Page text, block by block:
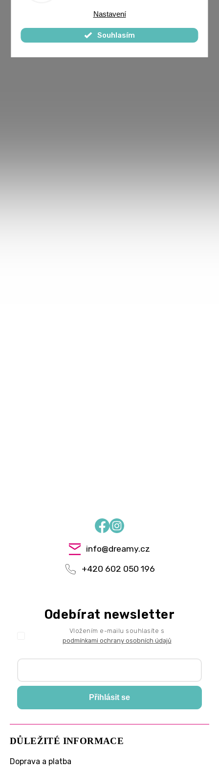
Nastavení
Souhlasím
FacebookInstagram
info@dreamy.cz
+420 602 050 196
DŮLEŽITÉ INFORMACE
Doprava a platba
Odebírat newsletter
Vložením e-mailu souhlasíte s
podmínkami ochrany osobních údajů
Přihlásit se